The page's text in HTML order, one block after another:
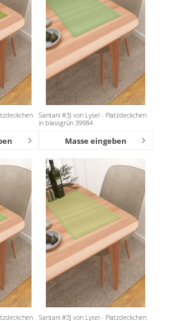
Santani #3J von Lysel - Platzdeckchen
in blassgrün 39984
Masse eingeben
Santani #3J von Lysel - Platzdeckchen